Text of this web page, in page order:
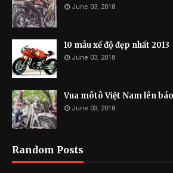
June 03, 2018
10 mẫu xế độ đẹp nhất 2013
June 03, 2018
Vua môtô Việt Nam lên
June 03, 2018
Random Posts